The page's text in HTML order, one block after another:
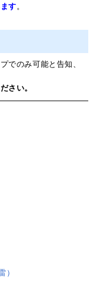
す。
でのみ可能と告知、
さい。
）